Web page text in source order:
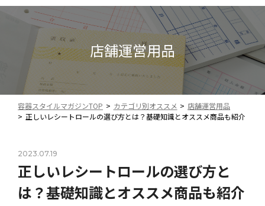
店舗運営用品
容器スタイルマガジンTOP カテゴリ別オススメ
店舗運営用品
正しいレシートロールの選び方とは？基礎知識とオススメ商品も紹介
2023.07.19
正しいレシートロールの選び方と
は？基礎知識とオススメ商品も紹介